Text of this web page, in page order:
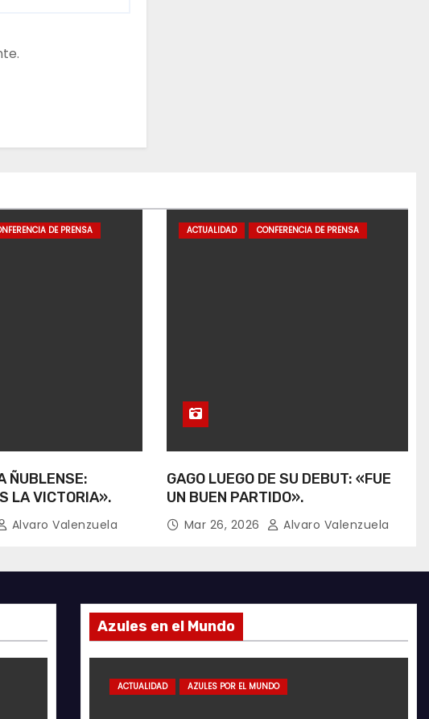
DE PRENSA
ÑUBLENSE:
LA VICTORIA».
Alvaro Valenzuela
ACTUALIDAD CONFERENCIA DE PRENSA
GAGO LUEGO DE SU DEBUT: «FUE
UN BUEN PARTIDO».
Mar 26, 2026 Alvaro Valenzuela
GALERÍA FOTOGRÁFICA
ACTUALIDAD FUTSAL
Azules en el Mundo
ACTUALIDAD AZULES POR EL MUNDO